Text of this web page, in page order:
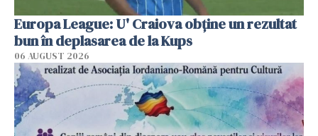
Europa League: U' Craiova obține un rezultat
bun în deplasarea de la Kups
06 AUGUST 2026